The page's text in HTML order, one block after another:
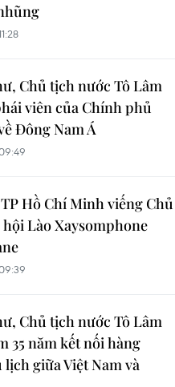
Chủ tịch nước Tô Lâm
viên của Chính phủ
Đông Nam Á
Hồ Chí Minh viếng Chủ
Lào Xaysomphone
Chủ tịch nước Tô Lâm
35 năm kết nối hàng
giữa Việt Nam và